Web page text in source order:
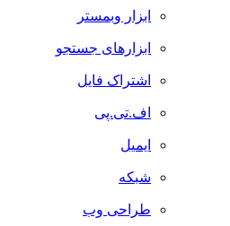
ابزار وبمستر
ابزارهای جستجو
اشتراک فایل
اف.تی.پی
ایمیل
شبکه
طراحی وب